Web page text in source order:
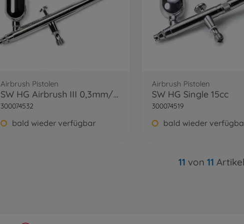
Airbrush Pistolen
SW HG Airbrush III 0,3mm/DA
300074532
bald wieder verfügbar
Airbrush Pistolen
SW HG Single 15cc
300074519
bald wieder
11 von 11